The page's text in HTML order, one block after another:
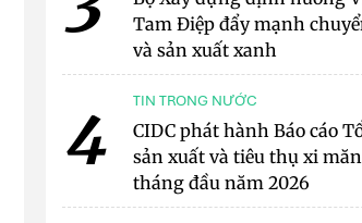
Tam Điệp đẩy mạnh
và sản xuất xanh
4 TIN TRONG NƯỚC
CIDC phát hành Báo cáo
sản xuất và tiêu thụ xi
tháng đầu năm 2026